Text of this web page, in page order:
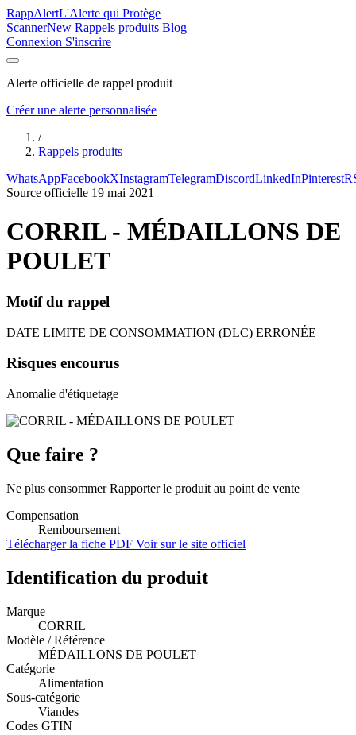
RappAlertL'Alerte qui Protège
ScannerNew Rappels produits Blog
Connexion S'inscrire
Alerte officielle de rappel produit
Créer une alerte personnalisée
/
Rappels produits
WhatsAppFacebookXInstagramTelegramDiscordLinkedInPinterest
Source officielle 19 mai 2021
CORRIL - MÉDAILLONS DE
POULET
Motif du rappel
DATE LIMITE DE CONSOMMATION (DLC) ERRONÉE
Risques encourus
Anomalie d'étiquetage
Que faire ?
Ne plus consommer Rapporter le produit au point de vente
Compensation
Remboursement
Télécharger la fiche PDF Voir sur le site officiel
Identification du produit
Marque
CORRIL
Modèle / Référence
MÉDAILLONS DE POULET
Catégorie
Alimentation
Sous-catégorie
Viandes
Codes GTIN